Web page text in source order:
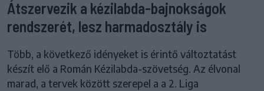
Átszervezik a kézilabda-bajnokságok
rendszerét, lesz harmadosztály is
Több, a következő idényeket is érintő változtatást
készít elő a Román Kézilabda-szövetség. Az élvonal
marad, a tervek között szerepel a a 2. Liga